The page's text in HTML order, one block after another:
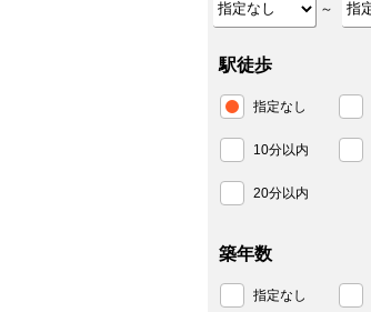
～
駅徒歩
指定なし
10分以内
20分以内
築年数
指定なし